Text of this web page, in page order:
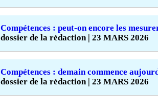
Compétences : peut-on encore les
dossier de la rédaction | 23 MARS 2026
Compétences : demain commence
dossier de la rédaction | 23 MARS 2026